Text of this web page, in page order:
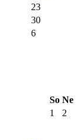
23
30
6
So Ne
1 2